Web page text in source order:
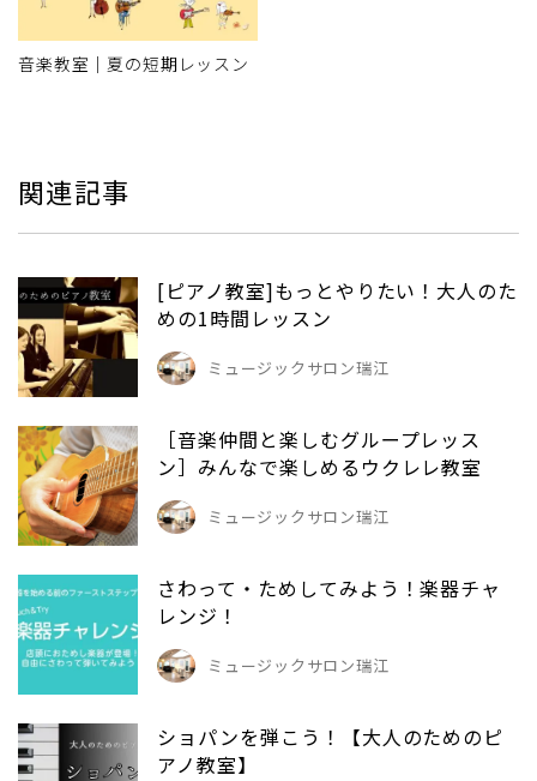
音楽教室｜夏の短期レッスン
関連記事
[ピアノ教室]もっとやりたい！大人のた
めの1時間レッスン
ミュージックサロン瑞江
［音楽仲間と楽しむグループレッス
ン］みんなで楽しめるウクレレ教室
ミュージックサロン瑞江
さわって・ためしてみよう！楽器チャ
レンジ！
ミュージックサロン瑞江
ショパンを弾こう！【大人のためのピ
アノ教室】